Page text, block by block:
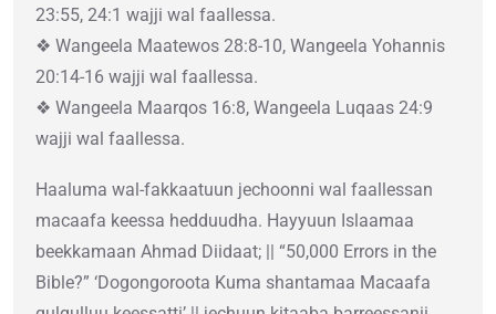
23:55, 24:1 wajji wal faallessa.
❖ Wangeela Maatewos 28:8-10, Wangeela Yohannis
20:14-16 wajji wal faallessa.
❖ Wangeela Maarqos 16:8, Wangeela Luqaas 24:9
wajji wal faallessa.
Haaluma wal-fakkaatuun jechoonni wal faallessan
macaafa keessa hedduudha. Hayyuun Islaamaa
beekkamaan Ahmad Diidaat; || “50,000 Errors in the
Bible?” ‘Dogongoroota Kuma shantamaa Macaafa